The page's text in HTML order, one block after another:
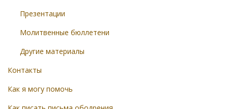
Презентации
Молитвенные бюллетени
Другие материалы
Контакты
Как я могу помочь